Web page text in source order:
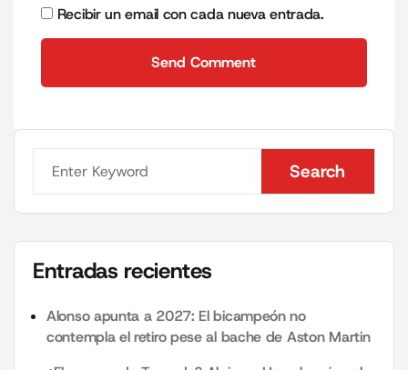
Recibir un email con cada nueva entrada.
Send Comment
Search
Search
Entradas recientes
Alonso apunta a 2027: El bicampeón no
contempla el retiro pese al bache de Aston Martin